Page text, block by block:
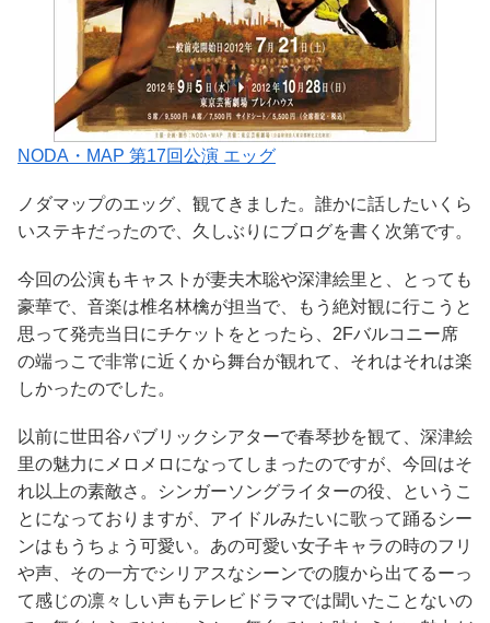
NODA・MAP 第17回公演 エッグ
ノダマップのエッグ、観てきました。誰かに話したいくら
いステキだったので、久しぶりにブログを書く次第です。
今回の公演もキャストが妻夫木聡や深津絵里と、とっても
豪華で、音楽は椎名林檎が担当で、もう絶対観に行こうと
思って発売当日にチケットをとったら、2Fバルコニー席
の端っこで非常に近くから舞台が観れて、それはそれは楽
しかったのでした。
以前に世田谷パブリックシアターで春琴抄を観て、深津絵
里の魅力にメロメロになってしまったのですが、今回はそ
れ以上の素敵さ。シンガーソングライターの役、というこ
とになっておりますが、アイドルみたいに歌って踊るシー
ンはもうちょう可愛い。あの可愛い女子キャラの時のフリ
や声、その一方でシリアスなシーンでの腹から出てるーっ
て感じの凛々しい声もテレビドラマでは聞いたことないの